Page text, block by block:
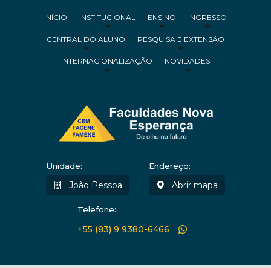
INÍCIO INSTITUCIONAL ENSINO INGRESSO
CENTRAL DO ALUNO PESQUISA E EXTENSÃO
INTERNACIONALIZAÇÃO NOVIDADES
Unidade:
João Pessoa
Endereço:
Abrir mapa
Telefone:
+55 (83) 9 9380-6466